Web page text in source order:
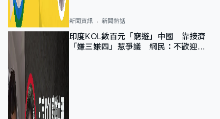
新聞資訊 新聞熱話
印度KOL數百元「窮遊」中國 靠接濟
「嫌三嫌四」惹爭議 網民：不歡迎劣